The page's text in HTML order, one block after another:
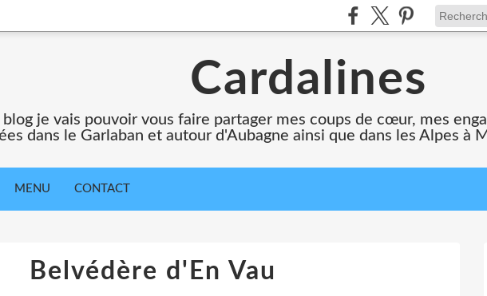
Cardalines
je vais pouvoir vous faire partager mes coups de cœur, mes
dans le Garlaban et autour d'Aubagne ainsi que dans les Alpes à
MENU CONTACT
Belvédère d'En Vau